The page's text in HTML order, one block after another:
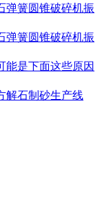
弹簧圆锥破碎机振
弹簧圆锥破碎机振
能是下面这些原因
解石制砂生产线